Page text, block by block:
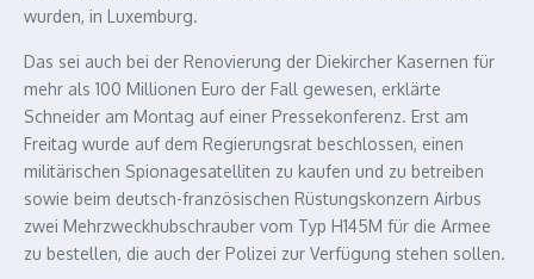
wurden, in Luxemburg.
Das sei auch bei der Renovierung der Diekircher Kasernen für
mehr als 100 Millionen Euro der Fall gewesen, erklärte
Schneider am Montag auf einer Pressekonferenz. Erst am
Freitag wurde auf dem Regierungsrat beschlossen, einen
militärischen Spionagesatelliten zu kaufen und zu betreiben
sowie beim deutsch-französischen Rüstungskonzern Airbus
zwei Mehrzweckhubschrauber vom Typ H145M für die Armee
zu bestellen, die auch der Polizei zur Verfügung stehen sollen.